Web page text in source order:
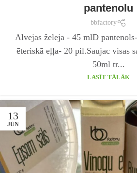
pantenolu
bbfactory
Alvejas želeja - 45 mlD
ēteriskā eļļa- 20 pil.Saujac visas
50ml tr...
LASĪT TĀLĀK
13
JŪN